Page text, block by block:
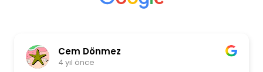
Cem Dönmez
4 yıl önce